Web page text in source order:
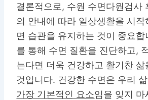
결론적으로, 수원 수면다원검사
의 안내에 따라 일상생활을 시
면 습관을 유지하는 것이 중요
를 통해 수면 질환을 진단하고,
는다면 더욱 건강하고 활기찬 삶
것입니다. 건강한 수면은 우리
가장 기본적인 요소임을 잊지 마